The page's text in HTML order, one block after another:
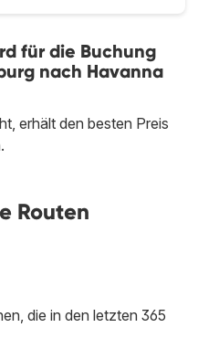
für die Buchung
nach Havanna
erhält den besten Preis
Routen
die in den letzten 365